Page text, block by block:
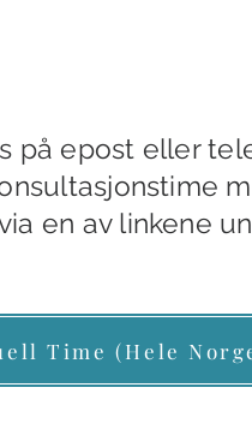
på epost eller
en av linkene
Time (Hele